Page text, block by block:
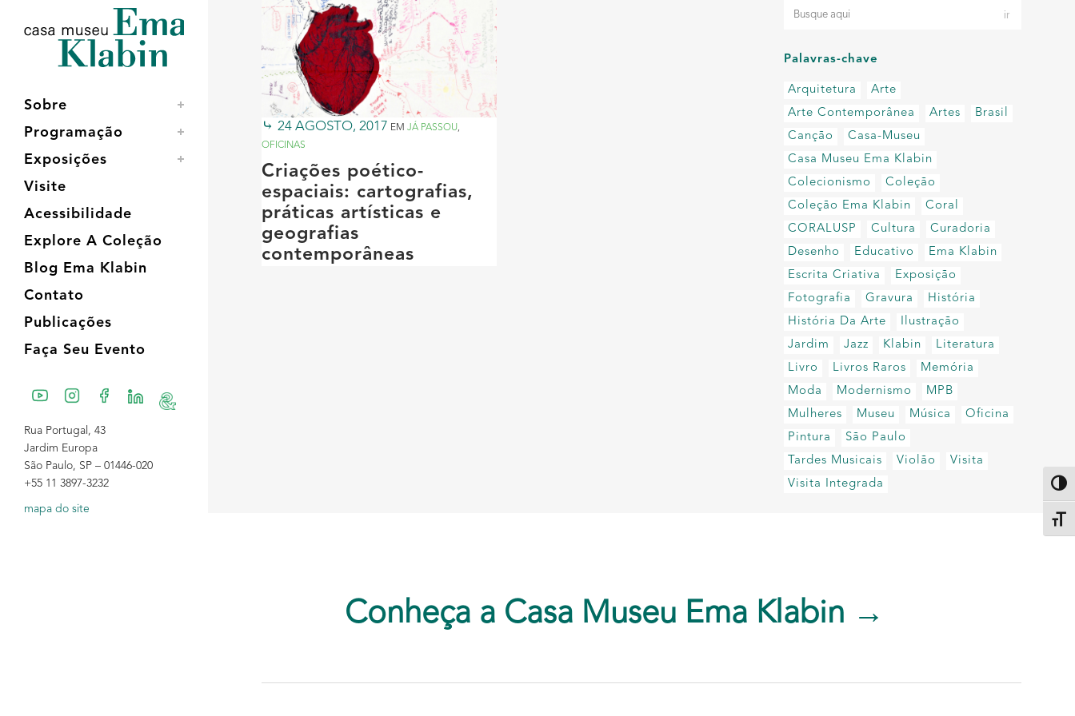
conteúdo
navegação
Sobre
Programação
Exposições
Visite
Acessibilidade
Explore A Coleção
Blog Ema Klabin
Contato
Publicações
Faça Seu Evento
Rua Portugal, 43
Jardim Europa
São Paulo, SP – 01446-020
+55 11 3897-3232
mapa do site
24 AGOSTO, 2017 EM JÁ PASSOU,
OFICINAS
Criações poético-
espaciais: cartografias,
práticas artísticas e
geografias
contemporâneas
Palavras-chave
Arquitetura
Arte
Arte Contemporânea
Artes
Brasil
Canção
Casa-Museu
Casa Museu Ema Klabin
Colecionismo
Coleção
Coleção Ema Klabin
Coral
CORALUSP
Cultura
Curadoria
Desenho
Educativo
Ema Klabin
Escrita Criativa
Exposição
Fotografia
Gravura
História
História Da Arte
Ilustração
Jardim
Jazz Klabin
Literatura
Livro
Livros Raros
Memória
Moda
Modernismo
MPB
Mulheres
Museu Música
Oficina
Pintura
São Paulo
Tardes Musicais
Violão
Visita
Visita Integrada
Conheça a Casa Museu Ema Klabin →